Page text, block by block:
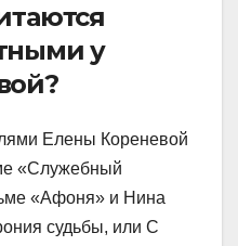
у
Елены Кореневой
«Служебный
«Афоня» и Нина
судьбы, или С